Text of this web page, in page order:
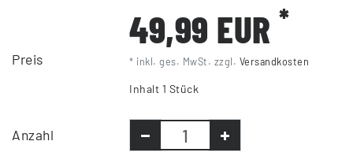
Preis
49,99 EUR*
* inkl. ges. MwSt. zzgl. Versandkosten
Inhalt 1 Stück
Anzahl